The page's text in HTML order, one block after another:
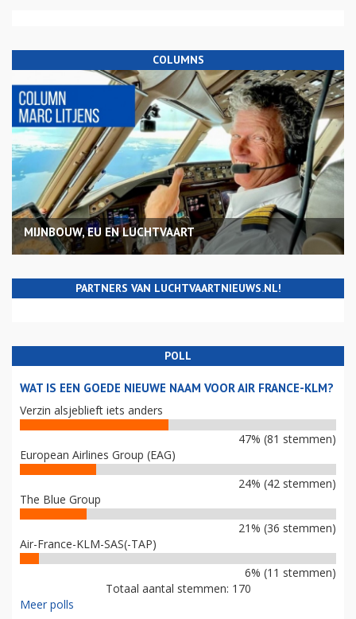
COLUMNS
MIJNBOUW, EU EN LUCHTVAART
PARTNERS VAN LUCHTVAARTNIEUWS.NL!
POLL
WAT IS EEN GOEDE NIEUWE NAAM VOOR AIR FRANCE-KLM?
Verzin alsjeblieft iets anders
47% (81 stemmen)
European Airlines Group (EAG)
24% (42 stemmen)
The Blue Group
21% (36 stemmen)
Air-France-KLM-SAS(-TAP)
6% (11 stemmen)
Totaal aantal stemmen: 170
Meer polls